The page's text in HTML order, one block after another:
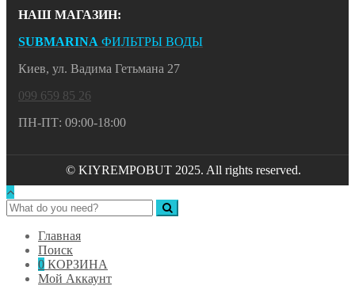
НАШ МАГАЗИН:
SUBMARINA ФИЛЬТРЫ ВОДЫ
Киев, ул. Вадима Гетьмана 27
099 659 85 26
ПН-ПТ: 09:00-18:00
© KIYREMPOBUT 2025. All rights reserved.
Главная
Поиск
0 КОРЗИНА
Мой Аккаунт